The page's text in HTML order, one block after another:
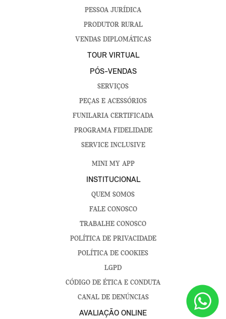
PESSOA JURÍDICA
PRODUTOR RURAL
VENDAS DIPLOMÁTICAS
TOUR VIRTUAL
PÓS-VENDAS
SERVIÇOS
PEÇAS E ACESSÓRIOS
FUNILARIA CERTIFICADA
PROGRAMA FIDELIDADE
SERVICE INCLUSIVE
MINI MY APP
INSTITUCIONAL
QUEM SOMOS
FALE CONOSCO
TRABALHE CONOSCO
POLÍTICA DE PRIVACIDADE
POLÍTICA DE COOKIES
LGPD
CÓDIGO DE ÉTICA E CONDUTA
CANAL DE DENÚNCIAS
AVALIAÇÃO ONLINE